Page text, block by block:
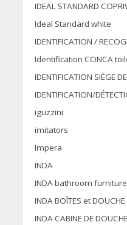
IDEAL STANDARD
Ideal Standard white
IDENTIFICATION /
Identification CONCA
IDENTIFICATION SIÈGE
IDENTIFICATION/
iguzzini
imitators
Impera
INDA
INDA bathroom furniture
INDA BOÎTES et
INDA CABINE DE